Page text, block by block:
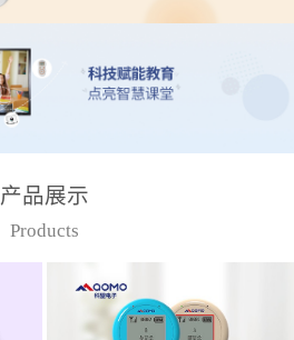
产品展示
Products